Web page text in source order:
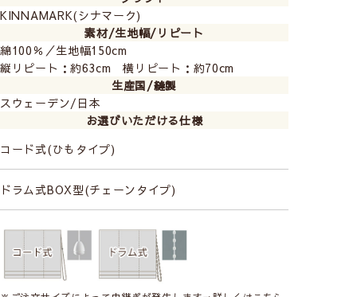
みを感じます。
お部屋のアクセントとなり明るい空間を演出してくれま
すよ。
KINNAMARK(シナマーク)
素材/生地幅/リピート
綿100％／生地幅150cm
縦リピート：約63cm 横リピート：約70cm
生産国/縫製
スウェーデン/日本
お選びいただける仕様
コード式(ひもタイプ)
ドラム式BOX型(チェーンタイプ)